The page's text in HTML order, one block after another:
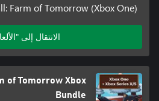
Farm of Tomorrow (Xbox One)
الانتقال إلى
of Tomorrow Xbox
Bundle